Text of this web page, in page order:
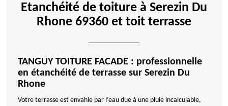
Etanchéité de toiture à Serezin Du
Rhone 69360 et toit terrasse
TANGUY TOITURE FACADE : professionnelle
en étanchéité de terrasse sur Serezin Du
Rhone
Votre terrasse est envahie par l’eau due à une pluie incalculable,